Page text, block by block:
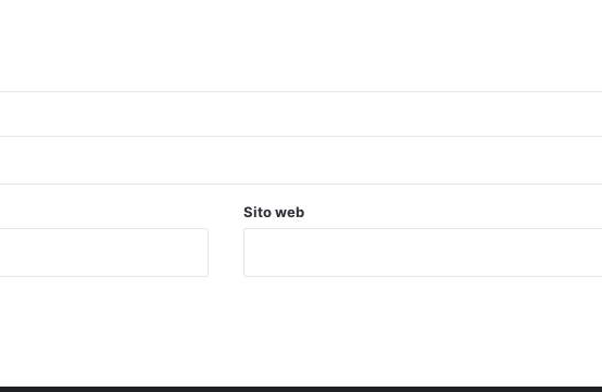
Sito web